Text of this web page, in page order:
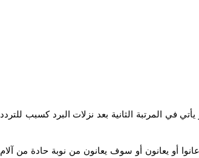
في المرتبة الثانية بعد نزلات البرد كسبب للتردد
80% من سكان المعمورة عانوا أو يعانون أو سوف يعانون من نوبة حادة من آلام